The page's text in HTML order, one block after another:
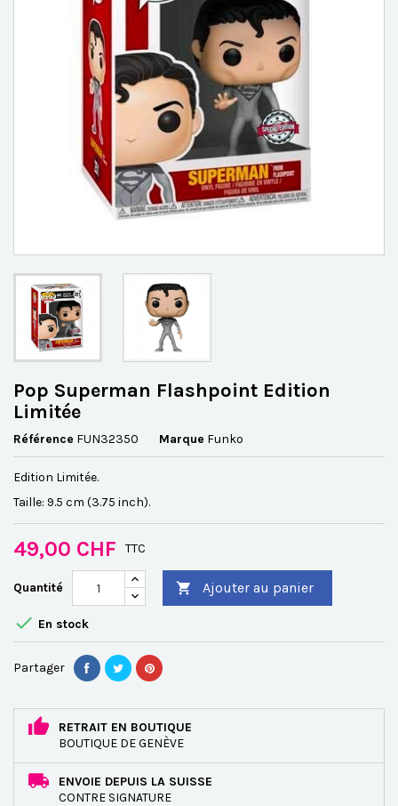
Pop Superman Flashpoint Edition
Limitée
Référence FUN32350 Marque Funko
Edition Limitée.
Taille: 9.5 cm (3.75 inch).
49,00 CHF TTC
Quantité  Ajouter au panier
 En stock
Partager
RETRAIT EN BOUTIQUE
BOUTIQUE DE GENÈVE
ENVOIE DEPUIS LA SUISSE
CONTRE SIGNATURE